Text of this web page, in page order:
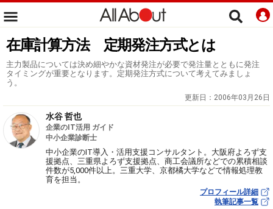
在庫計算方法 定期発注方式とは
主力製品については決め細やかな資材発注が必要で発注量とともに発注
タイミングが重要となります。定期発注方式について考えてみましょ
う。
更新日： 2006年03月26日
水谷 哲也
企業のIT活用 ガイド
中小企業診断士
中小企業のIT導入・活用支援コンサルタント。大阪府よろず支
援拠点、三重県よろず支援拠点、商工会議所などでの累積相談
件数が5,000件以上。三重大学、京都橘大学などで情報処理教
育を担当。
プロフィール詳細
執筆記事一覧